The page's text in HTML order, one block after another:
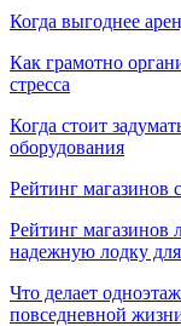
Когда выгоднее
Как грамотно
стресса
Когда стоит
оборудования
Рейтинг магазинов
Рейтинг
надежную лодку
Что делает
повседневной